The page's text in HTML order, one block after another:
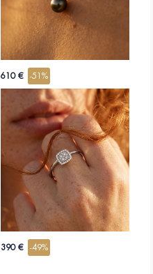
610 € -51%
390 € -49%